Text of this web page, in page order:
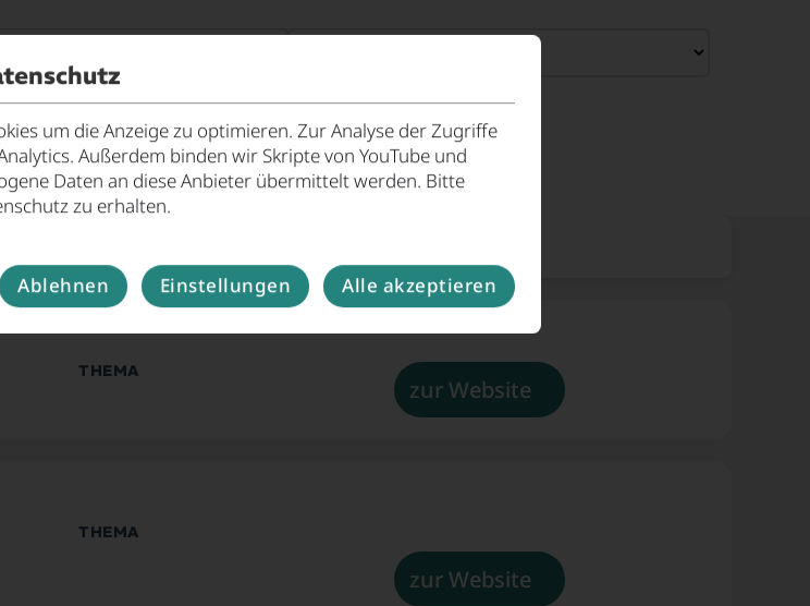
THEMA
zur Website
THEMA
zur Website
um die Anzeige zu optimieren. Zur Analyse der Zugriffe
Außerdem binden wir Skripte von YouTube und
Daten an diese Anbieter übermittelt werden. Bitte
zu erhalten.
Ablehnen Einstellungen Alle akzeptieren